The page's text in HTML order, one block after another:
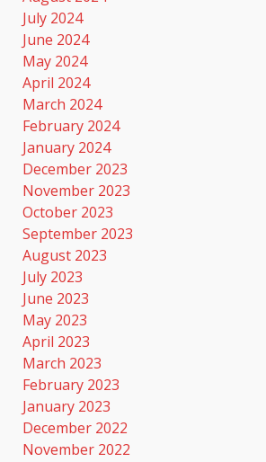
July 2024
June 2024
May 2024
April 2024
March 2024
February 2024
January 2024
December 2023
November 2023
October 2023
September 2023
August 2023
July 2023
June 2023
May 2023
April 2023
March 2023
February 2023
January 2023
December 2022
November 2022